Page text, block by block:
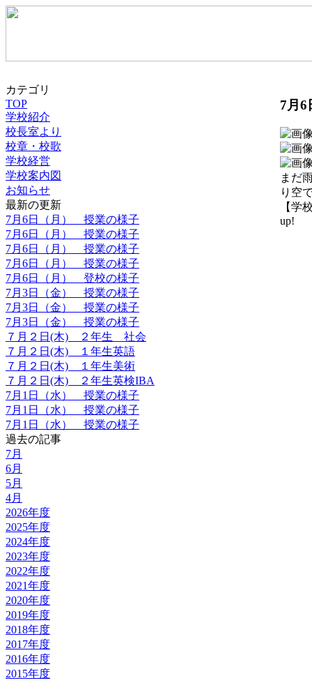
カテゴリ
TOP
学校紹介
校長室より
校章・校歌
学校経営
学校案内図
お知らせ
最新の更新
7月6日（月） 授業の様子
7月6日（月） 授業の様子
7月6日（月） 授業の様子
7月6日（月） 授業の様子
7月6日（月） 登校の様子
7月3日（金） 授業の様子
7月3日（金） 授業の様子
7月3日（金） 授業の様子
７月２日(木) ２年生 社会
７月２日(木) １年生英語
７月２日(木) １年生美術
７月２日(木) ２年生英検IBA
7月1日（水） 授業の様子
7月1日（水） 授業の様子
7月1日（水） 授業の様子
過去の記事
7月
6月
5月
4月
2026年度
2025年度
2024年度
2023年度
2022年度
2021年度
2020年度
2019年度
2018年度
2017年度
2016年度
2015年度
7月
まだ
り空
【学
up!